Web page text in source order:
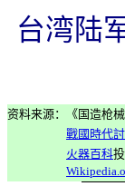
台湾陆
资料来源： 《国造枪
戰國時代
火器百科